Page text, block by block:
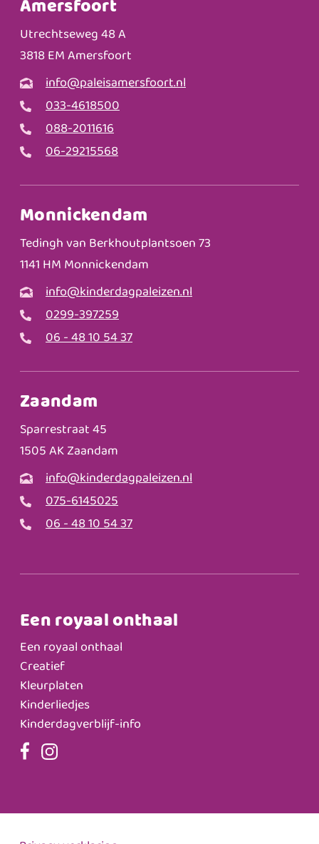
Amersfoort
Utrechtseweg 48 A
3818 EM Amersfoort
info@paleisamersfoort.nl
033-4618500
088-2011616
06-29215568
Monnickendam
Tedingh van Berkhoutplantsoen 73
1141 HM Monnickendam
info@kinderdagpaleizen.nl
0299-397259
06 - 48 10 54 37
Zaandam
Sparrestraat 45
1505 AK Zaandam
info@kinderdagpaleizen.nl
075-6145025
06 - 48 10 54 37
Een royaal onthaal
Een royaal onthaal
Creatief
Kleurplaten
Kinderliedjes
Kinderdagverblijf-info